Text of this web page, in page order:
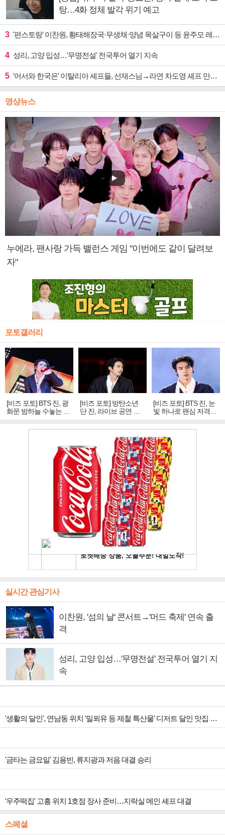
탕…4화 정체 발각 위기 예고
3 '편스토랑' 이찬원, 황태해장국·무생채·양념 목살구이 등 윤주모 레시피 섭렵
4 성리, 고양 입성…'무명전설' 전국투어 열기 지속
5 '어서와 한국은' 이탈리아 셰프들, 선재스님→라연 차도영 셰프 만난다
영상뉴스
누에라, 팬사랑 가득 밸런스 게임 "이번에도 같이 달려보
자"
포토갤러리
[비즈 포토] BTS 진, 광
화문 밤하늘 수놓는 '비
주얼 킹'의 열창
[비즈 포토] 방탄소년
단 진, 라이브 공연 중
빛나는 독보적 아우라
[비즈 포토] BTS 진, 눈
빛 하나로 팬심 저격…
독보적 카리스마
실시간 관심기사
이찬원, '섬의 날' 콘서트→'머드 축제' 연속 출
격
성리, 고양 입성…'무명전설' 전국투어 열기 지
속
'생활의 달인', 연남동 위치 '밀푀유 등 제철 특산물' 디저트 달인 맛집 조명
'금타는 금요일' 김용빈, 류지광과 저음 대결 승리
'우주떡집' 고흥 위치 1호점 장사 준비…지락실 메인 셰프 대결
스페셜